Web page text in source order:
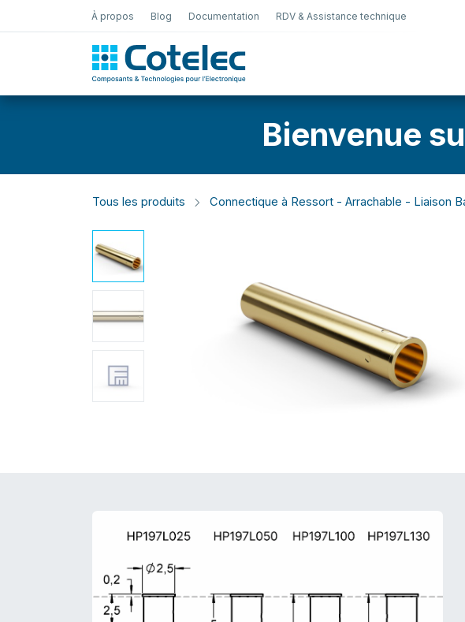
À propos Blog Documentation RDV & Assistance technique
Bienvenue
Tous les produits Connectique à Ressort - Arrachable - Liaison